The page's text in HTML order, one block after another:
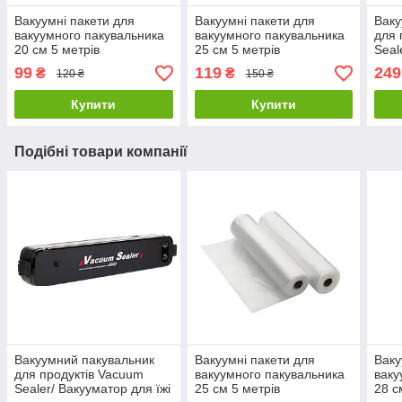
Вакуумні пакети для
вакуумного пакувальника
20 см 5 метрів
99 ₴ 120 ₴
Купити
Вакуумні пакети для
вакуумного пакувальника
25 см 5 метрів
119₴ 150 ₴
Купити
для
+ 10
249
Подібні товари компанії
Вакуумний пакувальник
для продуктів Vacuum
Sealer/ Вакууматор для їжі
Вакуумні пакети для
вакуумного пакувальника
25 см 5 метрів
28